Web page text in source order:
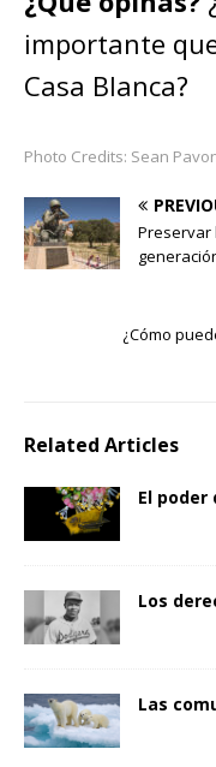
importante
Casa Blanca?
Photo Credits: Sean
Preservar
¿Cómo
Related Articles
El poder
Los
Las